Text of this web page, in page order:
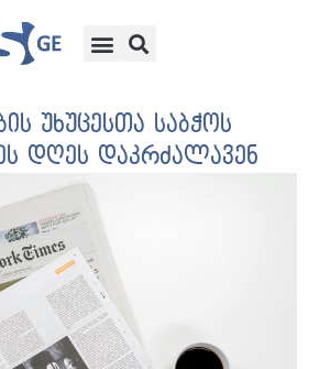
უხუცესთა საბჭოს
დღეს დაკრძალავენ